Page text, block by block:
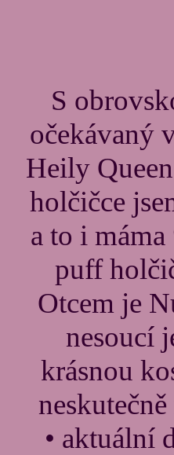
S
očekávaný
Heily
holčičce
a to i
puff
Otcem je
nesoucí
krásnou
• aktuální